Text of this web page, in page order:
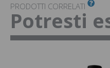
PRODOTTI CORRELATI
Potresti